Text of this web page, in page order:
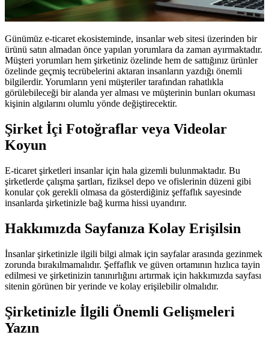
Günümüz e-ticaret ekosisteminde, insanlar web sitesi üzerinden bir
ürünü satın almadan önce yapılan yorumlara da zaman ayırmaktadır.
Müşteri yorumları hem şirketiniz özelinde hem de sattığınız ürünler
özelinde geçmiş tecrübelerini aktaran insanların yazdığı önemli
bilgilerdir. Yorumların yeni müşteriler tarafından rahatlıkla
görülebileceği bir alanda yer alması ve müşterinin bunları okuması
kişinin algılarını olumlu yönde değiştirecektir.
Şirket İçi Fotoğraflar veya Videolar
Koyun
E-ticaret şirketleri insanlar için hala gizemli bulunmaktadır. Bu
şirketlerde çalışma şartları, fiziksel depo ve ofislerinin düzeni gibi
konular çok gerekli olmasa da gösterdiğiniz şeffaflık sayesinde
insanlarda şirketinizle bağ kurma hissi uyandırır.
Hakkımızda Sayfanıza Kolay Erişilsin
İnsanlar şirketinizle ilgili bilgi almak için sayfalar arasında gezinmek
zorunda bırakılmamalıdır. Şeffaflık ve güven ortamının hızlıca tayin
edilmesi ve şirketinizin tanınırlığını artırmak için hakkımızda sayfası
sitenin görünen bir yerinde ve kolay erişilebilir olmalıdır.
Şirketinizle İlgili Önemli Gelişmeleri
Yazın